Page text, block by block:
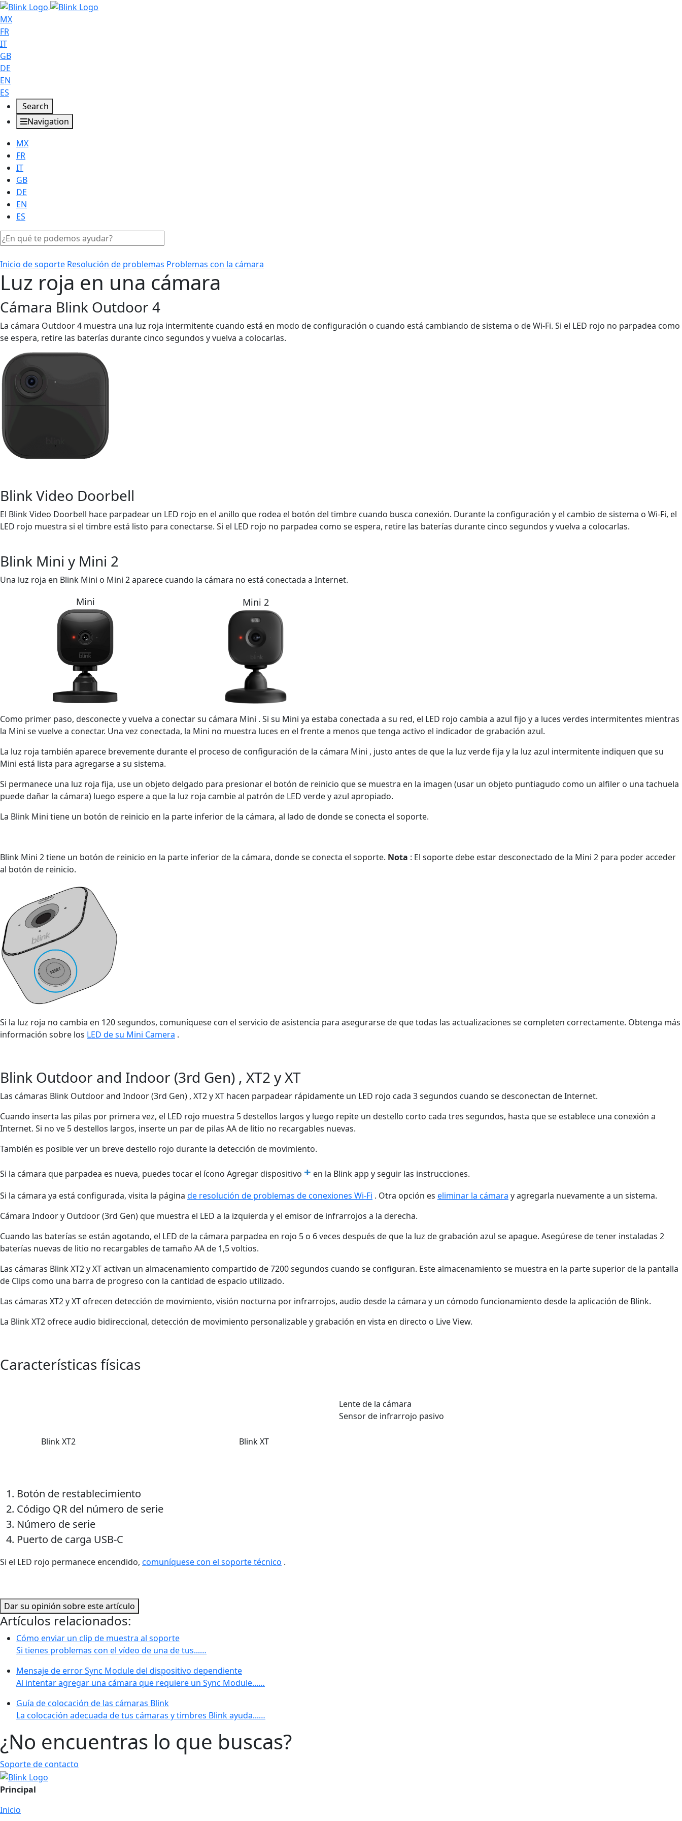
MX
FR
IT
GB
DE
EN
ES
Search
Navigation
MX
FR
IT
GB
DE
EN
ES
Inicio de soporte Resolución de problemas Problemas con la cámara
Luz roja en una cámara
Cámara Blink Outdoor 4
La cámara Outdoor 4 muestra una luz roja intermitente cuando está en modo de configuración o cuando está cambiando de sistema o de Wi-Fi. Si el LED rojo no parpadea como
se espera, retire las baterías durante cinco segundos y vuelva a colocarlas.
Blink Video Doorbell
El Blink Video Doorbell hace parpadear un LED rojo en el anillo que rodea el botón del timbre cuando busca conexión. Durante la configuración y el cambio de sistema o Wi-Fi, el
LED rojo muestra si el timbre está listo para conectarse. Si el LED rojo no parpadea como se espera, retire las baterías durante cinco segundos y vuelva a colocarlas.
Blink Mini y Mini 2
Una luz roja en Blink Mini o Mini 2 aparece cuando la cámara no está conectada a Internet.
Mini Mini 2
Como primer paso, desconecte y vuelva a conectar su cámara Mini . Si su Mini ya estaba conectada a su red, el LED rojo cambia a azul fijo y a luces verdes intermitentes mientras
la Mini se vuelve a conectar. Una vez conectada, la Mini no muestra luces en el frente a menos que tenga activo el indicador de grabación azul.
La luz roja también aparece brevemente durante el proceso de configuración de la cámara Mini , justo antes de que la luz verde fija y la luz azul intermitente indiquen que su
Mini está lista para agregarse a su sistema.
Si permanece una luz roja fija, use un objeto delgado para presionar el botón de reinicio que se muestra en la imagen (usar un objeto puntiagudo como un alfiler o una tachuela
puede dañar la cámara) luego espere a que la luz roja cambie al patrón de LED verde y azul apropiado.
La Blink Mini tiene un botón de reinicio en la parte inferior de la cámara, al lado de donde se conecta el soporte.
Blink Mini 2 tiene un botón de reinicio en la parte inferior de la cámara, donde se conecta el soporte. Nota : El soporte debe estar desconectado de la Mini 2 para poder acceder
al botón de reinicio.
Si la luz roja no cambia en 120 segundos, comuníquese con el servicio de asistencia para asegurarse de que todas las actualizaciones se completen correctamente. Obtenga más
información sobre los LED de su Mini Camera .
Blink Outdoor and Indoor (3rd Gen) , XT2 y XT
Las cámaras Blink Outdoor and Indoor (3rd Gen) , XT2 y XT hacen parpadear rápidamente un LED rojo cada 3 segundos cuando se desconectan de Internet.
Cuando inserta las pilas por primera vez, el LED rojo muestra 5 destellos largos y luego repite un destello corto cada tres segundos, hasta que se establece una conexión a
Internet. Si no ve 5 destellos largos, inserte un par de pilas AA de litio no recargables nuevas.
También es posible ver un breve destello rojo durante la detección de movimiento.
Si la cámara que parpadea es nueva, puedes tocar el ícono Agregar dispositivo + en la Blink app y seguir las instrucciones.
Si la cámara ya está configurada, visita la página de resolución de problemas de conexiones Wi-Fi . Otra opción es eliminar la cámara y agregarla nuevamente a un sistema.
Cámara Indoor y Outdoor (3rd Gen) que muestra el LED a la izquierda y el emisor de infrarrojos a la derecha.
Cuando las baterías se están agotando, el LED de la cámara parpadea en rojo 5 o 6 veces después de que la luz de grabación azul se apague. Asegúrese de tener instaladas 2
baterías nuevas de litio no recargables de tamaño AA de 1,5 voltios.
Las cámaras Blink XT2 y XT activan un almacenamiento compartido de 7200 segundos cuando se configuran. Este almacenamiento se muestra en la parte superior de la pantalla
de Clips como una barra de progreso con la cantidad de espacio utilizado.
Las cámaras XT2 y XT ofrecen detección de movimiento, visión nocturna por infrarrojos, audio desde la cámara y un cómodo funcionamiento desde la aplicación de Blink.
La Blink XT2 ofrece audio bidireccional, detección de movimiento personalizable y grabación en vista en directo o Live View.
Características físicas
Lente de la cámara
Sensor de infrarrojo pasivo
Blink XT2 Blink XT
Botón de restablecimiento
Código QR del número de serie
Número de serie
Puerto de carga USB-C
Si el LED rojo permanece encendido, comuníquese con el soporte técnico .
Dar su opinión sobre este artículo
Artículos relacionados:
Cómo enviar un clip de muestra al soporte
Si tienes problemas con el vídeo de una de tus...…
Mensaje de error Sync Module del dispositivo dependiente
Al intentar agregar una cámara que requiere un Sync Module...…
Guía de colocación de las cámaras Blink
La colocación adecuada de tus cámaras y timbres Blink ayuda...…
¿No encuentras lo que buscas?
Soporte de contacto
Principal
Inicio